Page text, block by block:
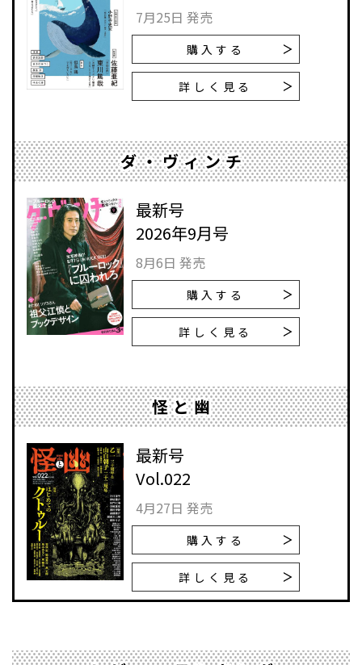
7月25日 発売
購入する
詳しく見る
ダ・ヴィンチ
最新号
2026年9月号
8月6日 発売
購入する
詳しく見る
怪と幽
最新号
Vol.022
4月27日 発売
購入する
詳しく見る